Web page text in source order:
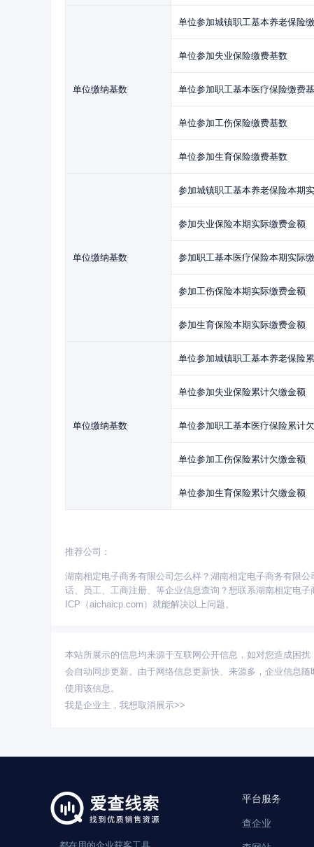
单位缴纳基数
单位参加城镇职工基本养老保险
单位参加失业保险缴费基数
单位参加职工基本医疗保险缴费
单位参加工伤保险缴费基数
单位参加生育保险缴费基数
单位缴纳基数
参加城镇职工基本养老保险本期
参加失业保险本期实际缴费金额
参加职工基本医疗保险本期实际
参加工伤保险本期实际缴费金额
参加生育保险本期实际缴费金额
单位缴纳基数
单位参加城镇职工基本养老保险
单位参加失业保险累计欠缴金额
单位参加职工基本医疗保险累计
单位参加工伤保险累计欠缴金额
单位参加生育保险累计欠缴金额
推荐公司：
更多省份： 广东 北京 江苏 上海 浙江 四川 山东
云南
广西 山西 贵州 吉林 黑龙江 内
湖南相定电子商务有限公司怎么样？湖南相定电子商务有限
话、员工、工商注册、等企业信息查询？想联系湖南相定电
ICP（aichaicp.com）就能解决以上问题。
本站所展示的信息均来源于互联网公开信息，如对您造成困
会自动同步更新。由于网络信息更新快、来源多，企业信息
使用该信息。
我是企业主， 我想取消展示>>
平台服务
查企业